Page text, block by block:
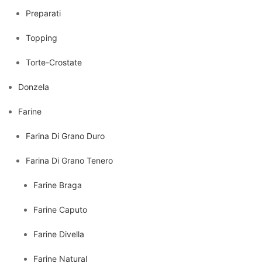
Preparati
Topping
Torte-Crostate
Donzela
Farine
Farina Di Grano Duro
Farina Di Grano Tenero
Farine Braga
Farine Caputo
Farine Divella
Farine Natural